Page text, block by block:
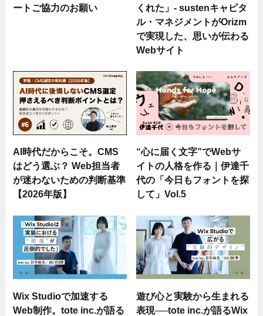
ートご協力のお願い
くれた」- sustenキャピタ
ル・マネジメントがOrizm
で実現した、思いが伝わる
Webサイト
AI時代だからこそ。CMS
はどう選ぶ？ Web担当者
が迷わないための判断基準
【2026年版】
“心に届く文字”でWebサ
イトの人格を作る｜伊達千
代の「今日もフォントを探
して」Vol.5
Wix Studioで加速する
Web制作。tote inc.が語る
遊び心と実験から生まれる
表現──tote inc.が語るWix